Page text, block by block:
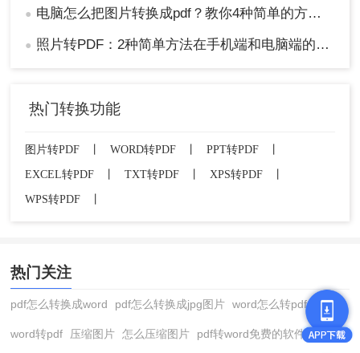
● 电脑怎么把图片转换成pdf？教你4种简单的方法！
● 照片转PDF：2种简单方法在手机端和电脑端的操作差异！
热门转换功能
图片转PDF WORD转PDF PPT转PDF
EXCEL转PDF
TXT转PDF XPS转PDF
WPS转PDF
热门关注
pdf怎么转换成word pdf怎么转换成jpg图片 word怎么转pdf
word转pdf 压缩图片 怎么压缩图片 pdf转word免费的软件